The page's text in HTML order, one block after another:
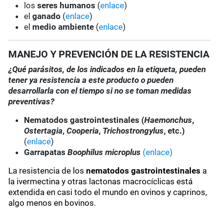
losseres humanos (enlace)
elganado (enlace)
el medio ambiente (enlace)
MANEJO Y PREVENCIÓN DE LA RESISTENCIA
¿Qué parásitos, de los indicados en la etiqueta, pueden
tener ya resistencia a este producto o pueden
desarrollarla con el tiempo si no se toman medidas
preventivas?
Nematodos gastrointestinales (Haemonchus,
Ostertagia,Cooperia, Trichostrongylus, etc.)
(enlace)
GarrapatasBoophilus microplus (enlace)
La resistencia de losnematodos gastrointestinales a
la ivermectina y otras lactonas macrocíclicas está
extendida en casi todo el mundo en ovinos y caprinos,
algo menos en bovinos.